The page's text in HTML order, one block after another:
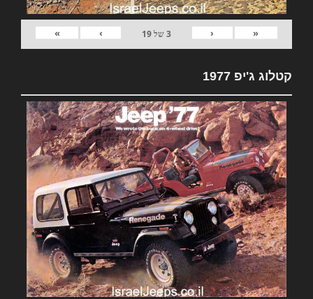
«
‹
3של19
›
»
קטלוג ג'יפ 1977